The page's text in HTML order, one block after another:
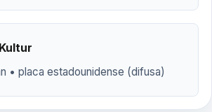
• placa estadounidense (difusa)